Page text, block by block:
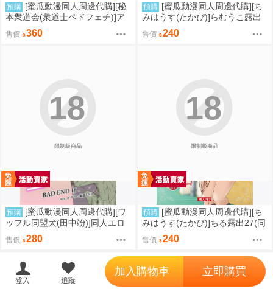
預購 [蜜瓜動漫同人周邊代購][秘
本衆道会(衆道士ペドフェチ)]ア
レが主役の古典史(同人誌)
售價 360
預購 [蜜瓜動漫同人周邊代購][ち
みはうす(たかぴ)]らむうこ露出
物語4(同人誌)
售價 240
限制級商品
18
預購 [蜜瓜動漫同人周邊代購][ワ
ッフル同盟犬(田中竕)]同人エロ
ゲ転生BAD END if… C108改訂
版(同人誌)
售價 280
限制級商品
18
預購 [蜜瓜動漫同人周邊代購][ち
みはうす(たかぴ)]ちる露出27(同
人誌)
售價 240
登入 追蹤
加入購物車 立即購買